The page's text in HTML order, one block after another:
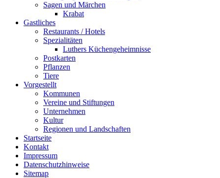
Sagen und Märchen
Krabat
Gastliches
Restaurants / Hotels
Spezialitäten
Luthers Küchengeheimnisse
Postkarten
Pflanzen
Tiere
Vorgestellt
Kommunen
Vereine und Stiftungen
Unternehmen
Kultur
Regionen und Landschaften
Startseite
Kontakt
Impressum
Datenschutzhinweise
Sitemap